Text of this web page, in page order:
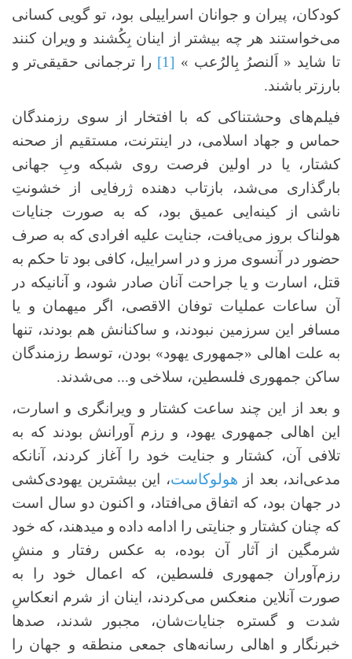
کودکان، پیران و جوانان اسراییلی بود، تو گویی کسانی
می‌خواستند هر چه بیشتر از اینان بِکُشند و ویران کنند
تا شاید « اَلنصرُ بِالرُعب » [1]
را ترجمانی حقیقی‌تر و
بارزتر باشند.
فیلم‌های وحشتناکی که با افتخار از سوی رزمندگان
حماس و جهاد اسلامی، در اینترنت، مستقیم از صحنه
کشتار، یا در اولین فرصت روی شبکه وبِ جهانی
بارگذاری می‌شد، بازتاب دهنده ژرفایی از خشونتِ
ناشی از کینه‌ایی عمیق بود، که به صورت جنایات
هولناک بروز می‌یافت، جنایت علیه افرادی که به صرف
حضور در آنسوی مرز و در اسراییل، کافی بود تا حکم به
قتل، اسارت و یا جراحت آنان صادر شود، و آنانیکه در
آن ساعات عملیات توفان الاقصی، اگر میهمان و یا
مسافر این سرزمین نبودند، و ساکنانش هم بودند، تنها
به علت اهالی «جمهوری یهود» بودن، توسط رزمندگان
ساکن جمهوری فلسطین، سلاخی و... می‌شدند.
و بعد از این چند ساعت کشتار و ویرانگری و اسارت،
این اهالی جمهوری یهود، و رزم آورانش بودند که به
تلافی آن، کشتار و جنایت خود را آغاز کردند، آنانکه
مدعی‌اند، بعد از هولوکاست، این بیشترین یهودی‌کشی
در جهان بود، که اتفاق می‌افتاد، و اکنون دو سال است
که چنان کشتار و جنایتی را ادامه داده‌ و میدهند، که خود
شرمگین از آثار آن بوده، به عکس رفتار و منشِِ
رزم‌آوران جمهوری فلسطین، که اعمال خود را به
صورت آنلاین منعکس می‌کردند، اینان از شرم انعکاسِ
شدت و گستره جنایات‌شان، مجبور شدند، صدها
خبرنگار و اهالی رسانه‌های جمعی منطقه و جهان را